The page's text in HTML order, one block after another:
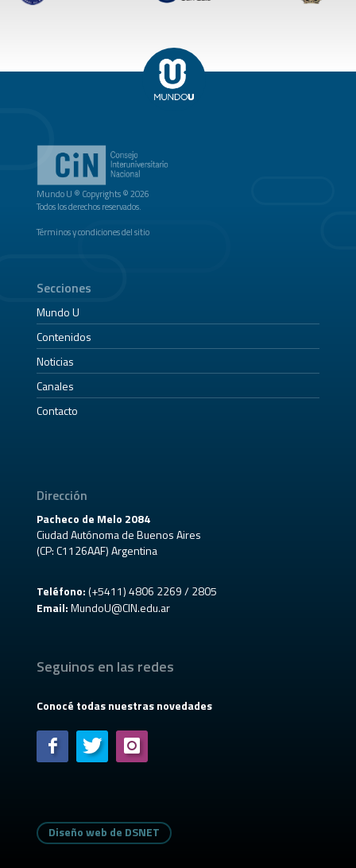
Mundo U ® Copyrights © 2026
Todos los derechos reservados.
Términos y condiciones del sitio
Secciones
Mundo U
Contenidos
Noticias
Canales
Contacto
Dirección
Pacheco de Melo 2084
Ciudad Autónoma de Buenos Aires
(CP: C1126AAF) Argentina
Teléfono:(+5411) 4806 2269 / 2805
Email: MundoU@CIN.edu.ar
Seguinos en las redes
Conocé todas nuestras novedades
Diseño web de DSNET